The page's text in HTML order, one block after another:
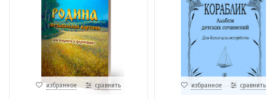
избранное сравнить избранное сравнить